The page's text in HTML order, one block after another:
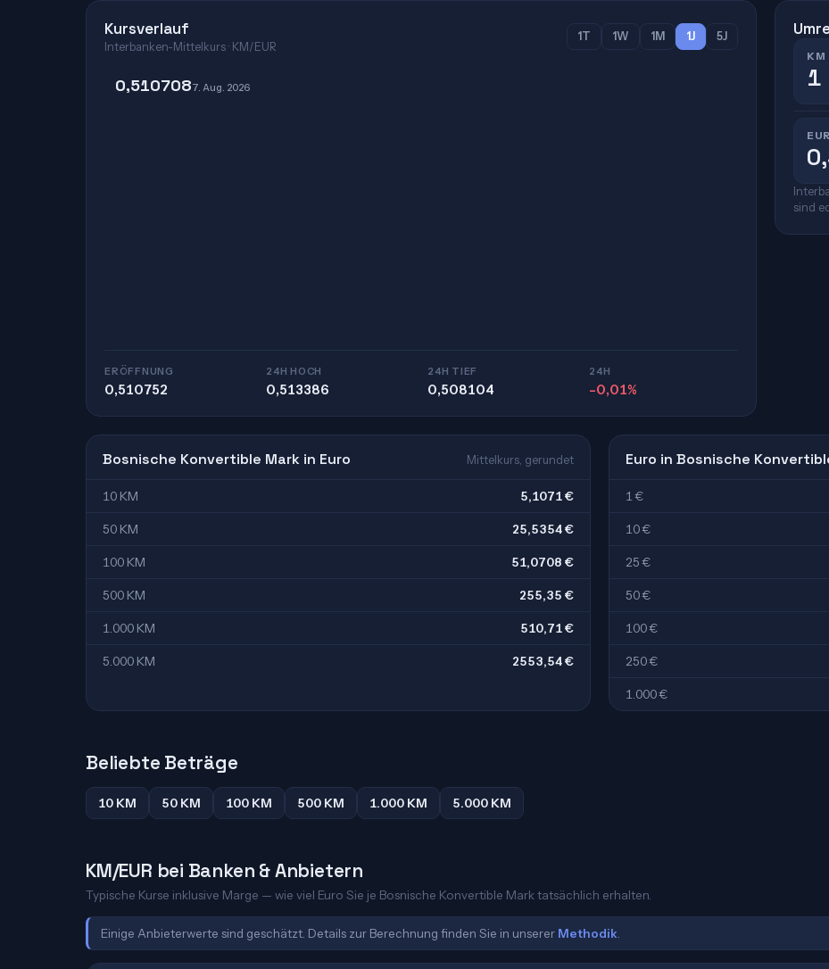
Kursverlauf
Interbanken-Mittelkurs · KM/EUR
1T 1W 1M 1J 5J
0,5107087. Aug. 2026
ERÖFFNUNG
0,510752
24H HOCH
0,513386
24H TIEF
0,508104
24H
-0,01%
KM
sind
Bosnische Konvertible Mark in Euro Mittelkurs, gerundet
10 KM 5,1071 €
50 KM 25,5354 €
100 KM 51,0708 €
500 KM 255,35 €
1.000 KM 510,71 €
5.000 KM 2553,54 €
Euro in Bosnische
1 €
10 €
25 €
50 €
100 €
250 €
1.000 €
Beliebte Beträge
10 KM 50 KM 100 KM 500 KM 1.000 KM 5.000 KM
KM/EUR bei Banken & Anbietern
Typische Kurse inklusive Marge — wie viel Euro Sie je Bosnische Konvertible Mark tatsächlich erhalten.
Einige Anbieterwerte sind geschätzt. Details zur Berechnung finden Sie in unserer Methodik